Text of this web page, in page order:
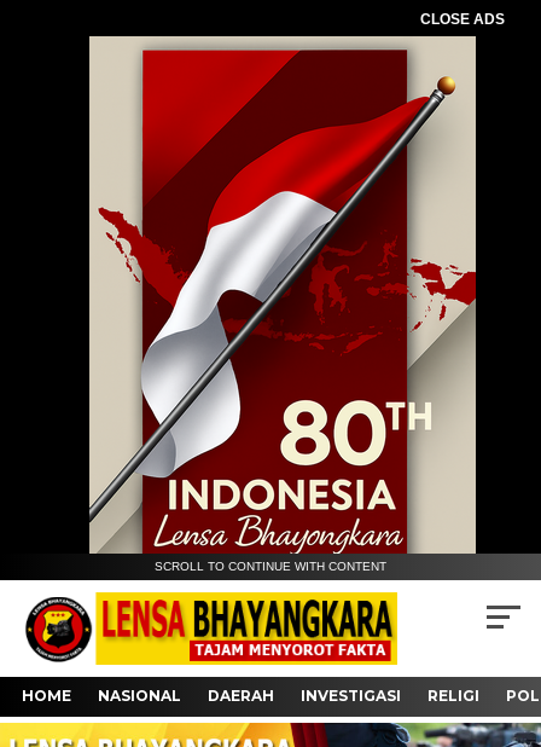
CLOSE ADS
SCROLL TO CONTINUE WITH CONTENT
HOME NASIONAL DAERAH INVESTIGASI RELIGI